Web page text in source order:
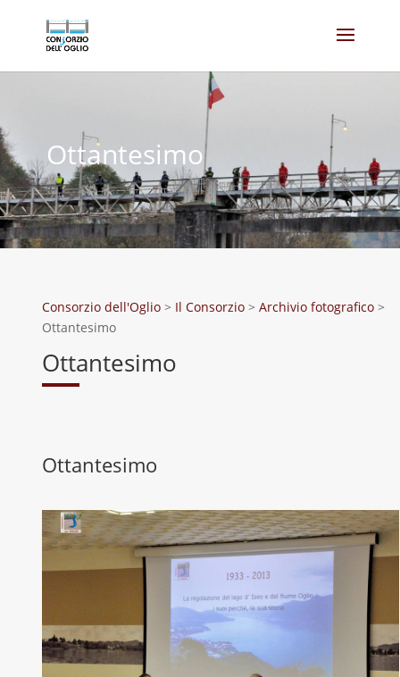
Ottantesimo
Consorzio dell'Oglio > Il Consorzio >Archivio fotografico >
Ottantesimo
Ottantesimo
Ottantesimo